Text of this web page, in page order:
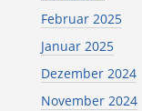
Februar 2025
Januar 2025
Dezember 2024
November 2024